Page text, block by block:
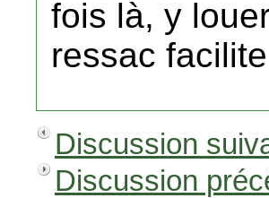
fois là, y
ressac
Discussion
Discussion